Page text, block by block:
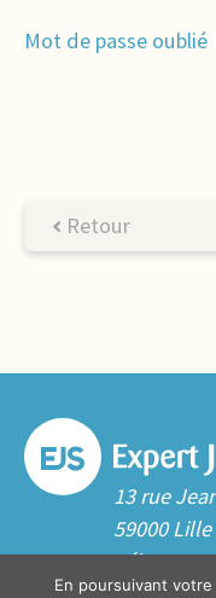
Mot de passe oublié
Retour
13 rue
59000 Lille
Tél. 03 20
En poursuivant